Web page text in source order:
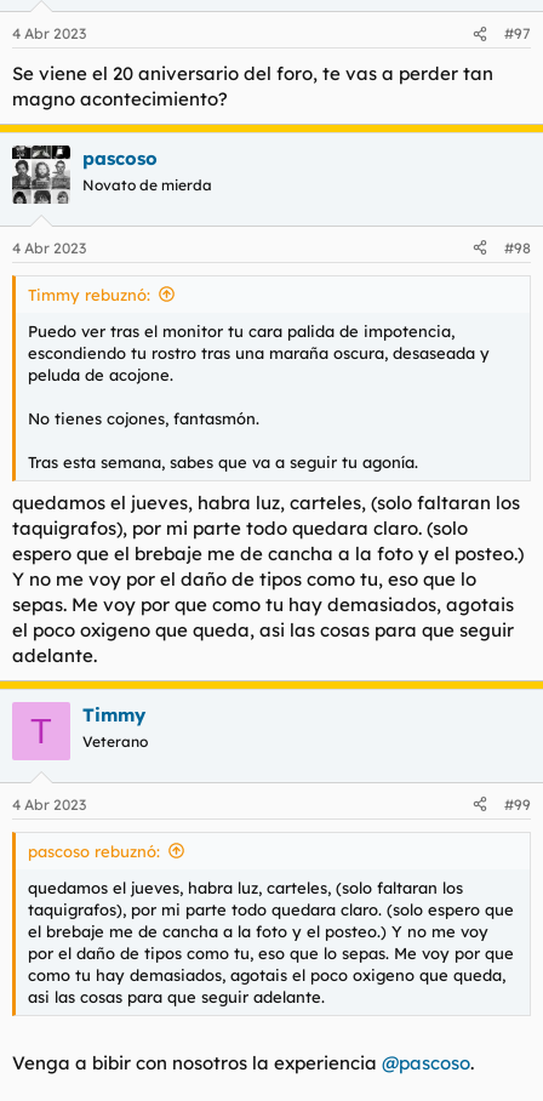
4 Abr 2023 #97
Se viene el 20 aniversario del foro, te vas a perder tan
magno acontecimiento?
pascoso
Novato de mierda
4 Abr 2023 #98
Timmy rebuznó:
Puedo ver tras el monitor tu cara palida de impotencia,
escondiendo tu rostro tras una maraña oscura, desaseada y
peluda de acojone.
No tienes cojones, fantasmón.
Tras esta semana, sabes que va a seguir tu agonía.
quedamos el jueves, habra luz, carteles, (solo faltaran los
taquigrafos), por mi parte todo quedara claro. (solo
espero que el brebaje me de cancha a la foto y el posteo.)
Y no me voy por el daño de tipos como tu, eso que lo
sepas. Me voy por que como tu hay demasiados, agotais
el poco oxigeno que queda, asi las cosas para que seguir
adelante.
T Timmy
Veterano
4 Abr 2023 #99
pascoso rebuznó:
quedamos el jueves, habra luz, carteles, (solo faltaran los
taquigrafos), por mi parte todo quedara claro. (solo espero que
el brebaje me de cancha a la foto y el posteo.) Y no me voy
por el daño de tipos como tu, eso que lo sepas. Me voy por que
como tu hay demasiados, agotais el poco oxigeno que queda,
asi las cosas para que seguir adelante.
Venga a bibir con nosotros la experiencia @pascoso.